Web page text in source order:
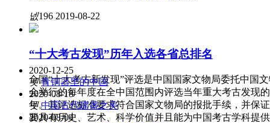
넶196 2019-08-22
“十大考古发现”历年入选各省总排名
全国“十大考古新发现”评选是中国国家文物局委托中国
会举行的每年度在全中国范围内评选当年重大考古发现
年。其评选标准要求符合国家文物局的报批手续，并保
要具有历史、艺术、科学价值并且能为中国考古学科提
2020-12-25
넷 青铜器里的中国
2020-08-18
넷 中国古代建盏之美
2020-08-04